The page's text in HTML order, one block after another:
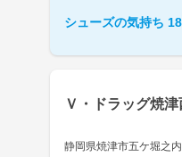
シューズの気持ち
Ｖ・ドラッグ焼津
静岡県焼津市五ケ堀之内